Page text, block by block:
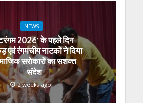
NEWS
2026′ के पहले दिन
एवं रंगमंचीय नाटकों ने दिया
सरोकारों का सशक्त
संदेश
2 weeks ago